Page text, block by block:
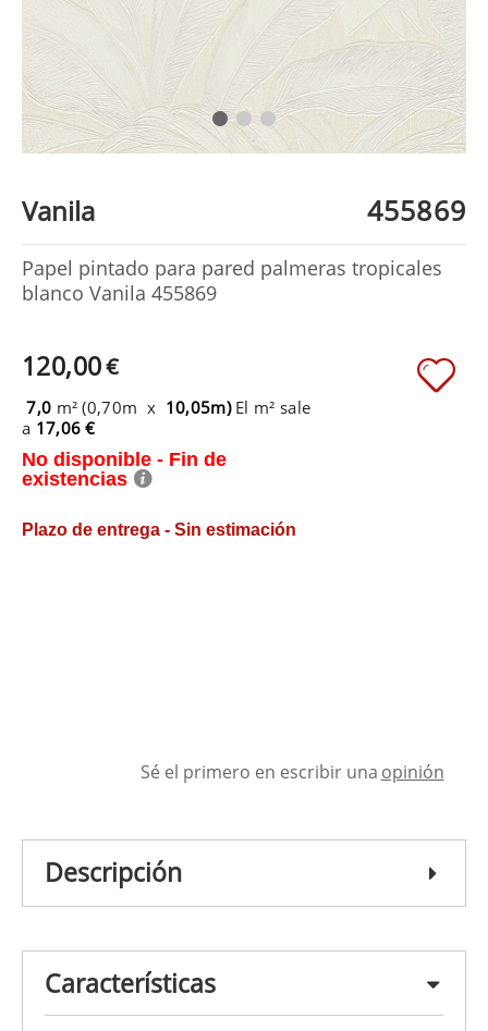
Vanila 455869
Papel pintado para pared palmeras tropicales
blanco Vanila 455869
120,00€
7,0 m² (0,70m x 10,05m) El m² sale
a 17,06 €
No disponible - Fin de
existencias
Plazo de entrega - Sin estimación
Sé el primero en escribir una opinión
Descripción
Características